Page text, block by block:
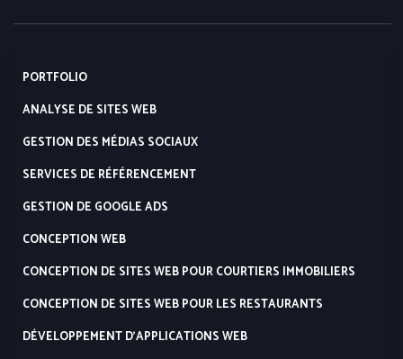
PORTFOLIO
ANALYSE DE SITES WEB
GESTION DES MÉDIAS SOCIAUX
SERVICES DE RÉFÉRENCEMENT
GESTION DE GOOGLE ADS
CONCEPTION WEB
CONCEPTION DE SITES WEB POUR COURTIERS IMMOBILIERS
CONCEPTION DE SITES WEB POUR LES RESTAURANTS
DÉVELOPPEMENT D’APPLICATIONS WEB